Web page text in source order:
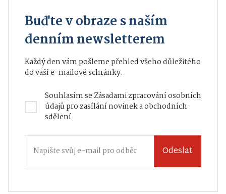
Buďte v obraze s naším
denním newsletterem
Každý den vám pošleme přehled všeho důležitého
do vaší e-mailové schránky.
Souhlasím seZásadami zpracování osobních
údajůpro zasílání novinek a obchodních
sdělení
Odeslat